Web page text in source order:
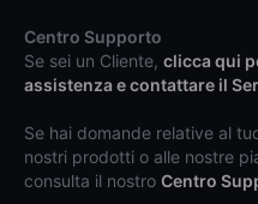
Centro Supporto
Se sei un Cliente, clicca qui
assistenza e contattare il
Se hai domande relative al
nostri prodotti o alle nostre
consulta il nostro Centro